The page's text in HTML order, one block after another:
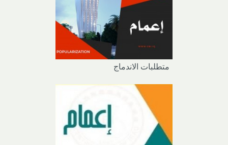
متطلبات الاندماج